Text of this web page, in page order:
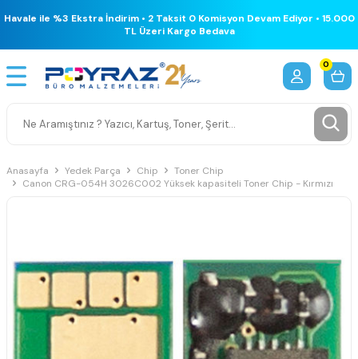
Havale ile %3 Ekstra İndirim • 2 Taksit 0 Komisyon Devam Ediyor • 15.000
TL Üzeri Kargo Bedava
0
Anasayfa Yedek Parça Chip
Toner Chip
Canon CRG-054H 3026C002 Yüksek kapasiteli Toner Chip - Kırmızı